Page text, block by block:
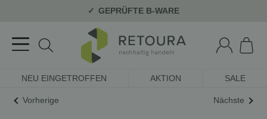
GEPRÜFTE B-WARE
NEU EINGETROFFEN AKTION SALE
Vorherige Nächste